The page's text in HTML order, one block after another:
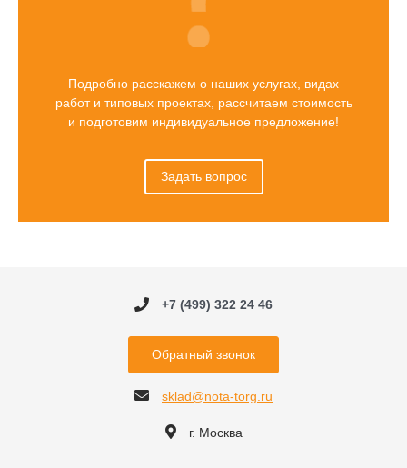
Подробно расскажем о наших услугах, видах
работ и типовых проектах, рассчитаем стоимость
и подготовим индивидуальное предложение!
Задать вопрос
+7 (499) 322 24 46
Обратный звонок
sklad@nota-torg.ru
г. Москва